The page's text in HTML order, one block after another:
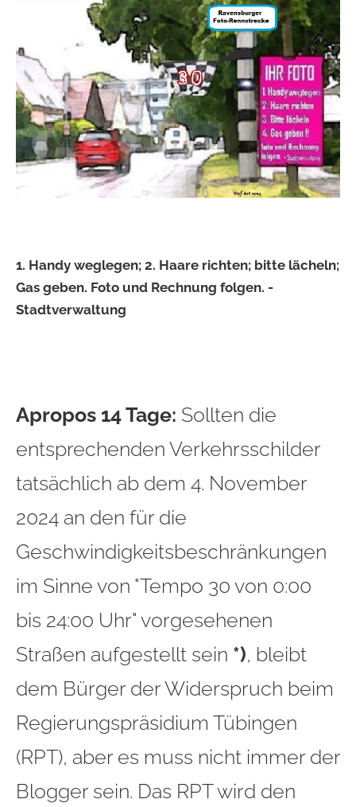
1. Handy weglegen; 2. Haare richten; bitte lächeln;
Gas geben. Foto und Rechnung folgen. -
Stadtverwaltung
Apropos 14 Tage: Sollten die
entsprechenden Verkehrsschilder
tatsächlich ab dem 4. November
2024 an den für die
Geschwindigkeitsbeschränkungen
im Sinne von "Tempo 30 von 0:00
bis 24:00 Uhr" vorgesehenen
Straßen aufgestellt sein *), bleibt
dem Bürger der Widerspruch beim
Regierungspräsidium Tübingen
(RPT), aber es muss nicht immer der
Blogger sein. Das RPT wird den